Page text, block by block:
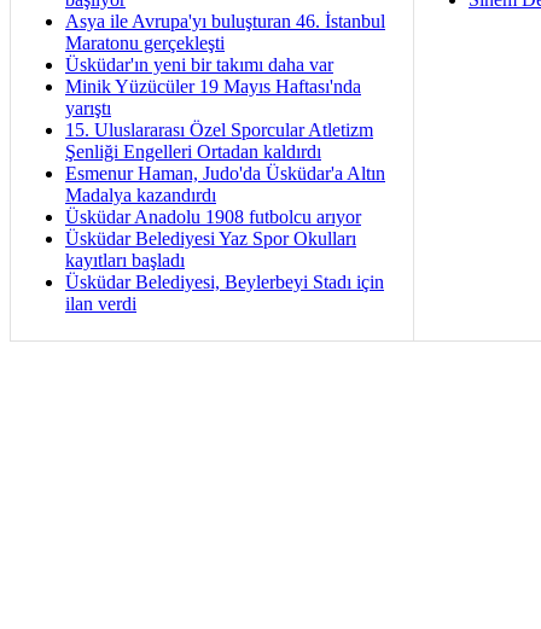
Asya ile Avrupa'yı buluşturan 46. İstanbul
Maratonu gerçekleşti
Üsküdar'ın yeni bir takımı daha var
Minik Yüzücüler 19 Mayıs Haftası'nda
yarıştı
15. Uluslararası Özel Sporcular Atletizm
Şenliği Engelleri Ortadan kaldırdı
Esmenur Haman, Judo'da Üsküdar'a Altın
Madalya kazandırdı
Üsküdar Anadolu 1908 futbolcu arıyor
Üsküdar Belediyesi Yaz Spor Okulları
kayıtları başladı
Üsküdar Belediyesi, Beylerbeyi Stadı için
ilan verdi